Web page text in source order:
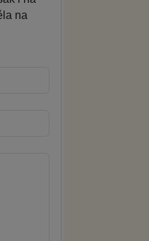
na